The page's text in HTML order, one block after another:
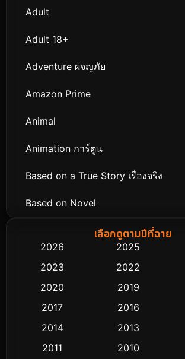
Adult
Adult 18+
Adventure ผจญภัย
Amazon Prime
Animal
Animation การ์ตูน
Based on a True Story เรื่องจริง
Based on Novel
Biography ชีวิตจริง
Classic หนังคลาสสิก
Comedy ตลก
เลือกดูตามปีที่ฉาย
2026 2025
2023
2022
2020
2019
2017
2016
2014
2013
2011
2010